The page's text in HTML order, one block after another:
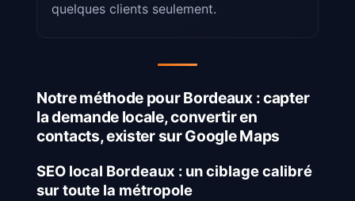
quelques clients seulement.
Notre méthode pour Bordeaux : capter
la demande locale, convertir en
contacts, exister sur Google Maps
SEO local Bordeaux : un ciblage calibré
sur toute la métropole